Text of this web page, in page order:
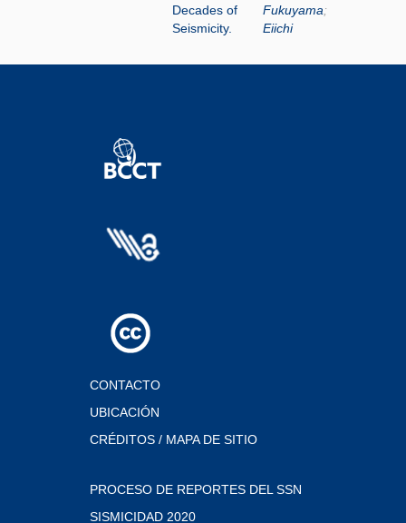
Decades of
Seismicity.
Fukuyama;
Eiichi
CONTACTO
UBICACIÓN
CRÉDITOS / MAPA DE SITIO
PROCESO DE REPORTES DEL SSN
SISMICIDAD 2020